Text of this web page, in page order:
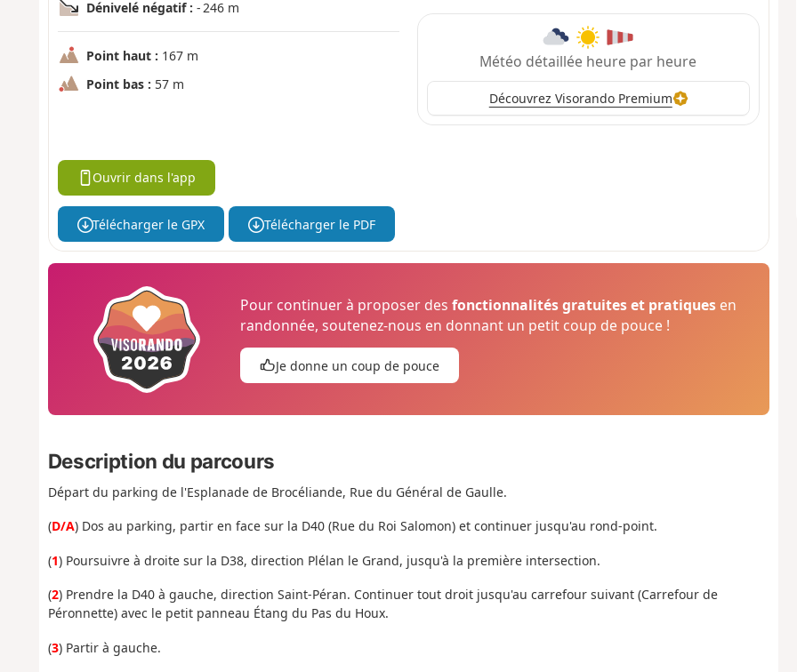
Dénivelé négatif : - 246 m
Point haut : 167 m
Point bas : 57 m
Météo détaillée heure par heure
Découvrez Visorando Premium
Ouvrir dans l'app
Télécharger le GPX Télécharger le PDF
Pour continuer à proposer desfonctionnalités gratuites et pratiques en
randonnée, soutenez-nous en donnant un petit coup de pouce !
Je donne un coup de pouce
Description du parcours
Départ du parking de l'Esplanade de Brocéliande, Rue du Général de Gaulle.
(D/A) Dos au parking, partir en face sur la D40 (Rue du Roi Salomon) et continuer jusqu'au rond-point.
(1) Poursuivre à droite sur la D38, direction Plélan le Grand, jusqu'à la première intersection.
(2) Prendre la D40 à gauche, direction Saint-Péran. Continuer tout droit jusqu'au carrefour suivant (Carrefour de
Péronnette) avec le petit panneau Étang du Pas du Houx.
(3) Partir à gauche.